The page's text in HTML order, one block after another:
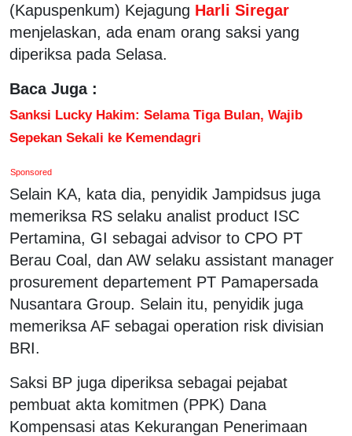
(Kapuspenkum) Kejagung Harli Siregar
menjelaskan, ada enam orang saksi yang
diperiksa pada Selasa.
Baca Juga :
Sanksi Lucky Hakim: Selama Tiga Bulan, Wajib
Sepekan Sekali ke Kemendagri
Sponsored
Selain KA, kata dia, penyidik Jampidsus juga
memeriksa RS selaku analist product ISC
Pertamina, GI sebagai advisor to CPO PT
Berau Coal, dan AW selaku assistant manager
prosurement departement PT Pamapersada
Nusantara Group. Selain itu, penyidik juga
memeriksa AF sebagai operation risk divisian
BRI.
Saksi BP juga diperiksa sebagai pejabat
pembuat akta komitmen (PPK) Dana
Kompensasi atas Kekurangan Penerimaan